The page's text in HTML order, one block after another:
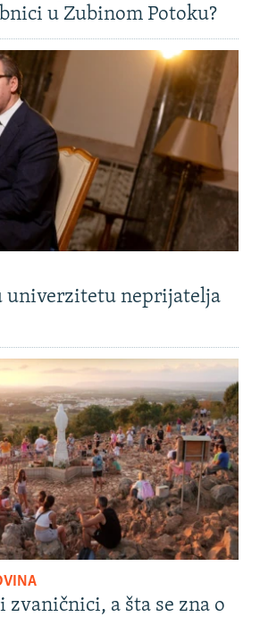
u Zubinom Potoku?
univerzitetu neprijatelja
zvaničnici, a šta se zna o